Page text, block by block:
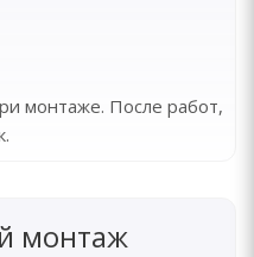
монтаже. После работ,
монтаж